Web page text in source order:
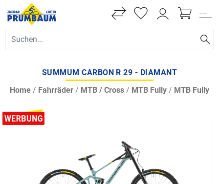
SUMMUM CARBON R 29 - DIAMANT
Home / Fahrräder / MTB / Cross / MTB Fully / MTB Fully